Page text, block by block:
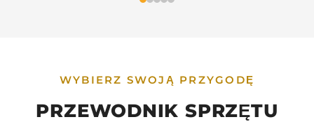
WYBIERZ SWOJĄ PRZYGODĘ
PRZEWODNIK SPRZĘTU